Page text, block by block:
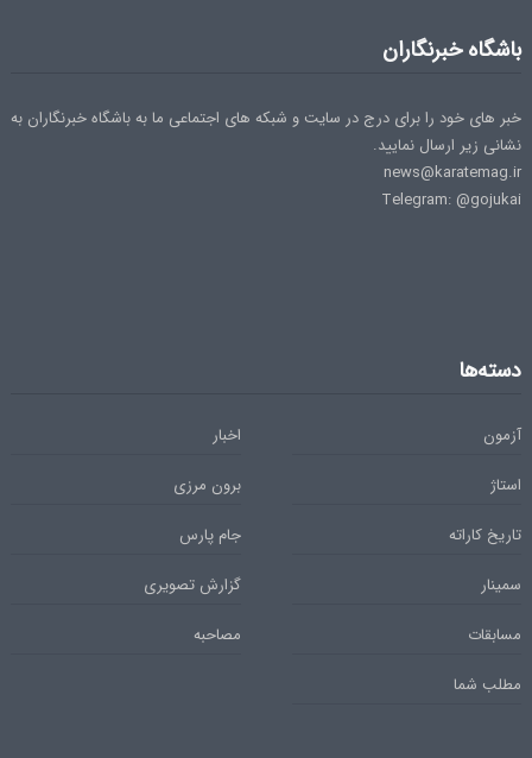
باشگاه خبرنگاران
خبر های خود را برای درج در سایت و شبکه های اجتماعی ما به باشگاه خبرنگاران به
نشانی زیر ارسال نمایید.
news@karatemag.ir
Telegram: @gojukai
دسته‌ها
آزمون
اخبار
استاژ
برون مرزی
تاریخ کاراته
جام پارس
سمینار
گزارش تصویری
مسابقات
مصاحبه
مطلب شما